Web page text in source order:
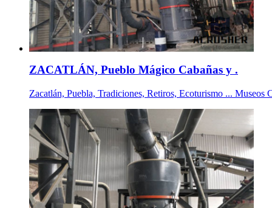
ZACATLÁN, Pueblo Mágico Cabañas y .
Zacatlán, Puebla, Tradiciones, Retiros, Ecoturismo ...